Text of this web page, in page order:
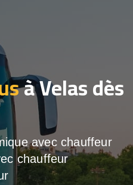
à Velas dès
avec chauffeur
chauffeur